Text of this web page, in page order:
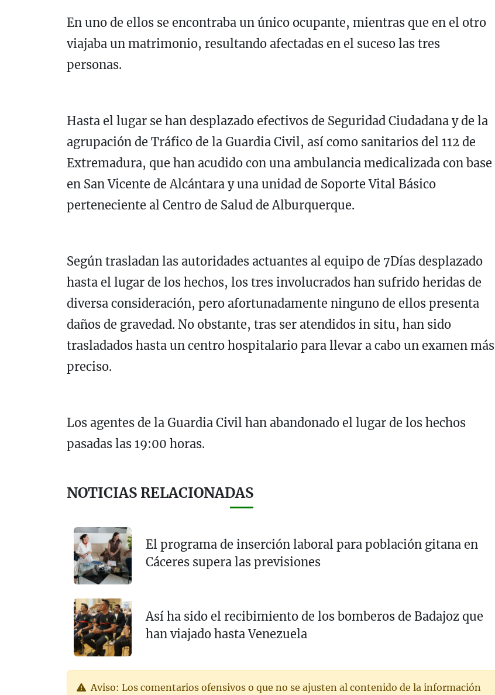
En uno de ellos se encontraba un único ocupante, mientras que en el otro
viajaba un matrimonio, resultando afectadas en el suceso las tres
personas.
Hasta el lugar se han desplazado efectivos de Seguridad Ciudadana y de la
agrupación de Tráfico de la Guardia Civil, así como sanitarios del 112 de
Extremadura, que han acudido con una ambulancia medicalizada con base
en San Vicente de Alcántara y una unidad de Soporte Vital Básico
perteneciente al Centro de Salud de Alburquerque.
Según trasladan las autoridades actuantes al equipo de 7Días desplazado
hasta el lugar de los hechos, los tres involucrados han sufrido heridas de
diversa consideración, pero afortunadamente ninguno de ellos presenta
daños de gravedad. No obstante, tras ser atendidos in situ, han sido
trasladados hasta un centro hospitalario para llevar a cabo un examen más
preciso.
Los agentes de la Guardia Civil han abandonado el lugar de los hechos
pasadas las 19:00 horas.
NOTICIAS RELACIONADAS
El programa de inserción laboral para población gitana en
Cáceres supera las previsiones
Así ha sido el recibimiento de los bomberos de Badajoz que
han viajado hasta Venezuela
Aviso: Los comentarios ofensivos o que no se ajusten al contenido de la información